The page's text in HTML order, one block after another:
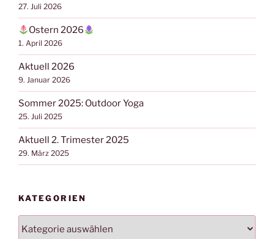
27. Juli 2026
Ostern 2026
1. April 2026
Aktuell 2026
9. Januar 2026
Sommer 2025: Outdoor Yoga
25. Juli 2025
Aktuell 2. Trimester 2025
29. März 2025
KATEGORIEN